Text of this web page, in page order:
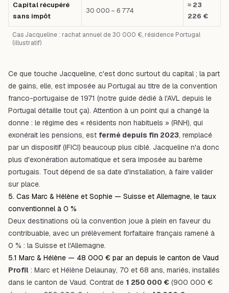
Cas Jacqueline : rachat annuel de 30 000 €, résidence Portugal
(illustratif)
Capital récupéré
sans impôt
30 000 − 6 774
≈ 23
226 €
Ce que touche Jacqueline, c'est donc surtout du capital ; la part
de gains, elle, est imposée au Portugal au titre de la convention
franco-portugaise de 1971 (notre guide dédié à l'AVL depuis le
Portugaldétaille tout ça). Attention à un point qui a changé la
donne : le régime des « résidents non habituels » (RNH), qui
exonérait les pensions, est fermé depuis fin 2023, remplacé
par un dispositif (IFICI) beaucoup plus ciblé. Jacqueline n'a donc
plus d'exonération automatique et sera imposée au barème
portugais. Tout dépend de sa date d'installation, à faire valider
sur place.
5. Cas Marc & Hélène et Sophie — Suisse et Allemagne, le taux
conventionnel à 0 %
Deux destinations où la convention joue à plein en faveur du
contribuable, avec un prélèvement forfaitaire français ramené à
0 % : la Suisse et l'Allemagne.
5.1 Marc & Hélène — 48 000 € par an depuis le canton de Vaud
Profil : Marc et Hélène Delaunay, 70 et 68 ans, mariés, installés
dans le canton de Vaud. Contrat de 1 250 000 € (900 000 €